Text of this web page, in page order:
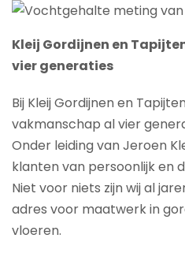
Kleij Gordijnen en
vier generaties
Bij Kleij Gordijnen en
vakmanschap al vier
Onder leiding van Jeroen
klanten van persoonlijk en
Niet voor niets zijn wij al
adres voor maatwerk in
vloeren.